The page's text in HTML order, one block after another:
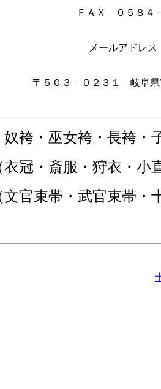
ＦＡＸ ０５８４
メールアドレ
〒５０３－０２３１ 岐
袴・巫女袴・長袴・
冠・斎服・狩衣・小
官束帯・武官束帯・